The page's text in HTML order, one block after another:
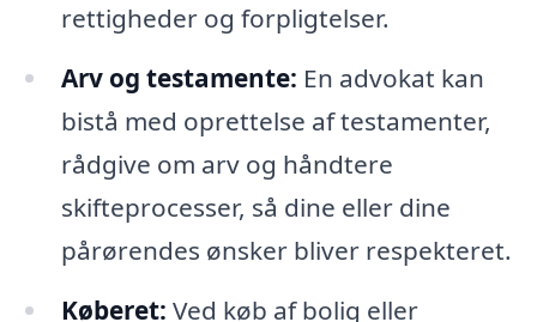
rettigheder og forpligtelser.
Arv og testamente: En advokat kan
bistå med oprettelse af testamenter,
rådgive om arv og håndtere
skifteprocesser, så dine eller dine
pårørendes ønsker bliver respekteret.
Køberet: Ved køb af bolig eller